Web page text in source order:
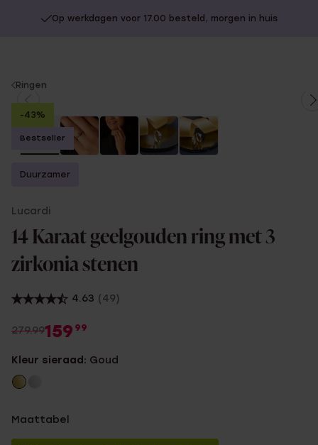
Op werkdagen voor 17.00 besteld, morgen in huis
You
are
here:
Ringen
-43%
Bestseller
Duurzamer
Lucardi
14 Karaat geelgouden ring met 3
zirkonia stenen
4.63 (49)
279.99159 99
Kleur sieraad: Goud
Maattabel